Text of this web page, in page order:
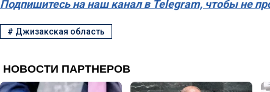
Подпишитесь на наш канал в Telegram, чтобы не
# Джизакская область